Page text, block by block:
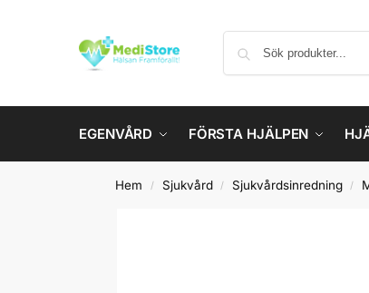
EGENVÅRD FÖRSTA HJÄLPEN
Hem / Sjukvård / Sjukvårdsinredning /